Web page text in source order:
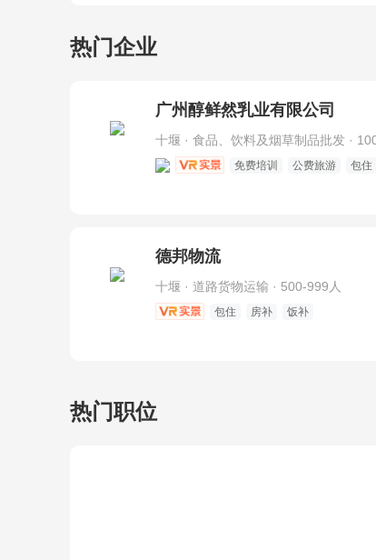
建筑 | 装修 | 物业 | 其他
热门企业
广州醇鲜然乳业有限公司
免费培训 公费旅游 包住
德邦物流
十堰 · 道路货物运输 · 500-999人
包住 房补 饭补
热门职位